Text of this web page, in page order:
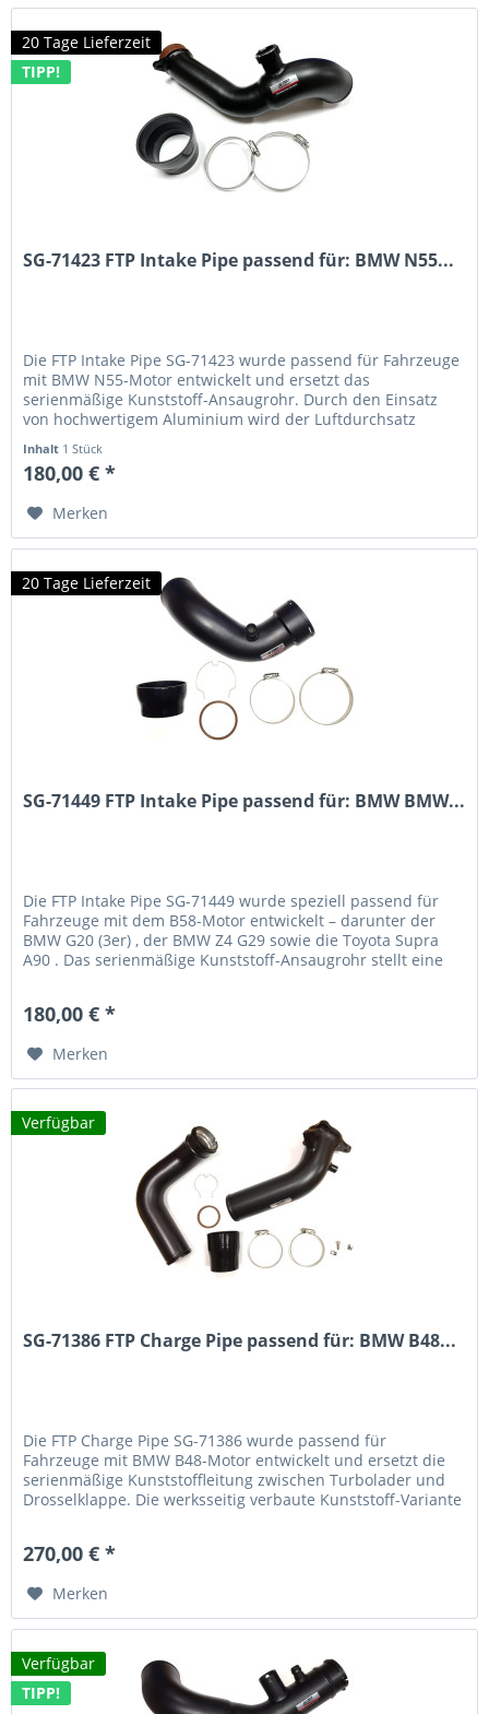
20 Tage Lieferzeit
TIPP!
SG-71423 FTP Intake Pipe passend für: BMW N55...
Die FTP Intake Pipe SG-71423 wurde passend für Fahrzeuge
mit BMW N55-Motor entwickelt und ersetzt das
serienmäßige Kunststoff-Ansaugrohr. Durch den Einsatz
von hochwertigem Aluminium wird der Luftdurchsatz
Inhalt 1 Stück
180,00 € *
Merken
20 Tage Lieferzeit
SG-71449 FTP Intake Pipe passend für: BMW BMW...
Die FTP Intake Pipe SG-71449 wurde speziell passend für
Fahrzeuge mit dem B58-Motor entwickelt – darunter der
BMW G20 (3er) , der BMW Z4 G29 sowie die Toyota Supra
A90 . Das serienmäßige Kunststoff-Ansaugrohr stellt eine
180,00 € *
Merken
Verfügbar
SG-71386 FTP Charge Pipe passend für: BMW B48...
Die FTP Charge Pipe SG-71386 wurde passend für
Fahrzeuge mit BMW B48-Motor entwickelt und ersetzt die
serienmäßige Kunststoffleitung zwischen Turbolader und
Drosselklappe. Die werksseitig verbaute Kunststoff-Variante
270,00 € *
Merken
Verfügbar
TIPP!